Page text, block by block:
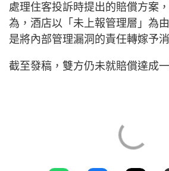
處理住客投訴時提出的賠償方案
為，酒店以「未上報管理層」為
是將內部管理漏洞的責任轉嫁予
截至發稿，雙方仍未就賠償達成一